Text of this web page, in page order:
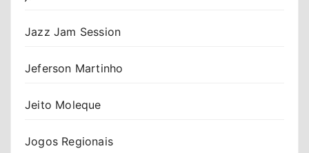
Jazz Jam Session
Jeferson Martinho
Jeito Moleque
Jogos Regionais